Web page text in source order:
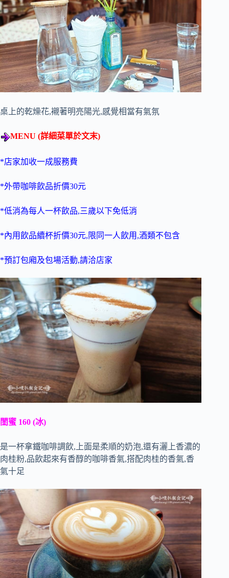
桌上的乾燥花,襯著明亮陽光,感覺相當有氣氛
MENU (詳細菜單於文末)
*店家加收一成服務費
*外帶咖啡飲品折價30元
*低消為每人一杯飲品,三歲以下免低消
*內用飲品續杯折價30元,限同一人飲用,酒類不包含
*預訂包廂及包場活動,請洽店家
閨蜜 160 (冰)
是一杯拿鐵咖啡調飲,上面是柔順的奶泡,還有灑上香濃的
肉桂粉,品飲起來有香醇的咖啡香氣,搭配肉桂的香氣,香
氣十足